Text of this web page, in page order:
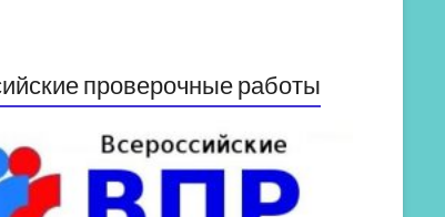
проверочные работы